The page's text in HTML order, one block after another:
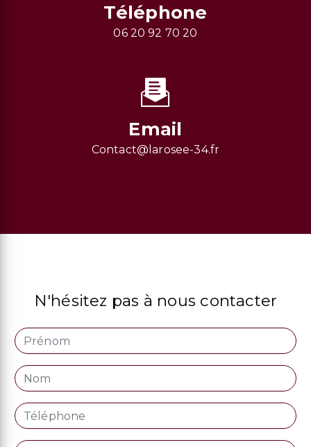
Téléphone
06 20 92 70 20
Email
contact@larosee-34.fr
N'hésitez pas à nous contacter